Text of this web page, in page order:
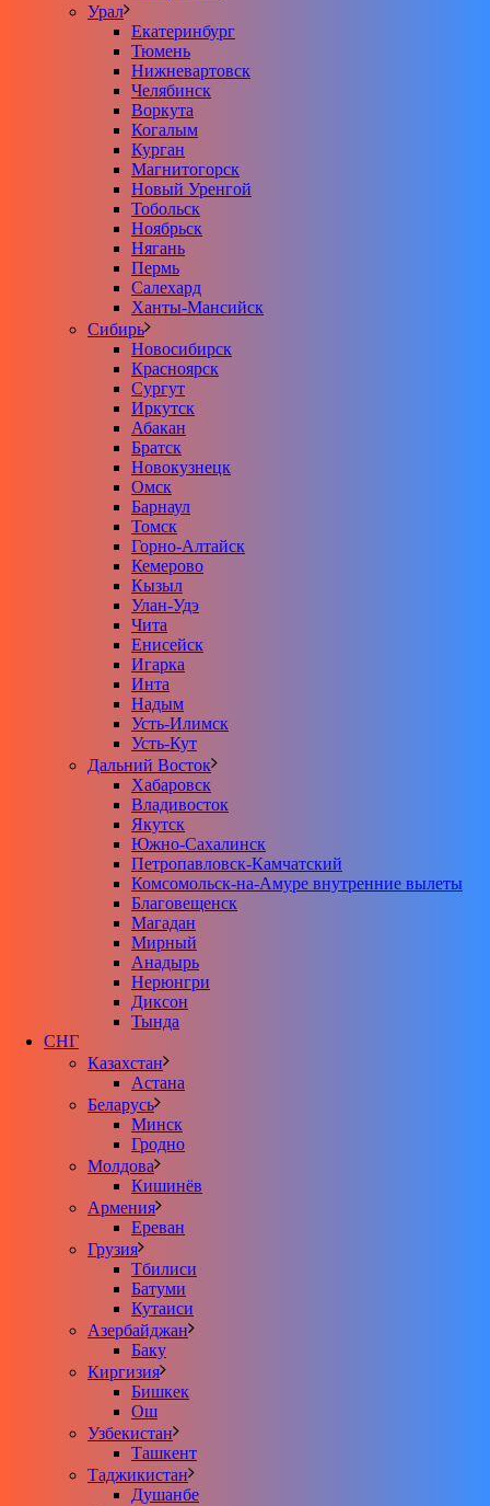
Урал
Екатеринбург
Тюмень
Нижневартовск
Челябинск
Воркута
Когалым
Курган
Магнитогорск
Новый Уренгой
Тобольск
Ноябрьск
Нягань
Пермь
Салехард
Ханты-Мансийск
Сибирь
Новосибирск
Красноярск
Сургут
Иркутск
Абакан
Братск
Новокузнецк
Омск
Барнаул
Томск
Горно-Алтайск
Кемерово
Кызыл
Улан-Удэ
Чита
Енисейск
Игарка
Инта
Надым
Усть-Илимск
Усть-Кут
Дальний Восток
Хабаровск
Владивосток
Якутск
Южно-Сахалинск
Петропавловск-Камчатский
Комсомольск-на-Амуре внутренние вылеты
Благовещенск
Магадан
Мирный
Анадырь
Нерюнгри
Диксон
Тында
СНГ
Казахстан
Астана
Беларусь
Минск
Гродно
Молдова
Кишинёв
Армения
Ереван
Грузия
Тбилиси
Батуми
Кутаиси
Азербайджан
Баку
Киргизия
Бишкек
Ош
Узбекистан
Ташкент
Таджикистан
Душанбе